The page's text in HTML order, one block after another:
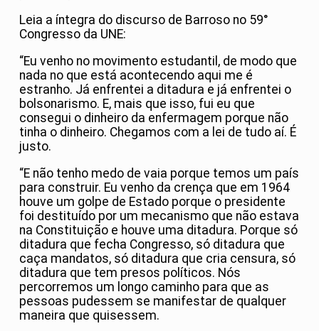
Leia a íntegra do discurso de Barroso no 59°
Congresso da UNE:
“Eu venho no movimento estudantil, de modo que
nada no que está acontecendo aqui me é
estranho. Já enfrentei a ditadura e já enfrentei o
bolsonarismo. E, mais que isso, fui eu que
consegui o dinheiro da enfermagem porque não
tinha o dinheiro. Chegamos com a lei de tudo aí. É
justo.
“E não tenho medo de vaia porque temos um país
para construir. Eu venho da crença que em 1964
houve um golpe de Estado porque o presidente
foi destituído por um mecanismo que não estava
na Constituição e houve uma ditadura. Porque só
ditadura que fecha Congresso, só ditadura que
caça mandatos, só ditadura que cria censura, só
ditadura que tem presos políticos. Nós
percorremos um longo caminho para que as
pessoas pudessem se manifestar de qualquer
maneira que quisessem.